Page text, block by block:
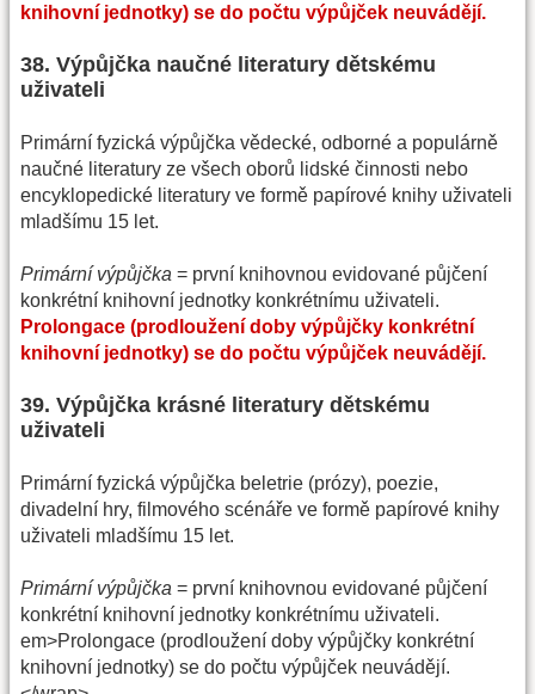
knihovní jednotky) se do počtu výpůjček neuvádějí.
38. Výpůjčka naučné literatury dětskému
uživateli
Primární fyzická výpůjčka vědecké, odborné a populárně
naučné literatury ze všech oborů lidské činnosti nebo
encyklopedické literatury ve formě papírové knihy uživateli
mladšímu 15 let.
Primární výpůjčka = první knihovnou evidované půjčení
konkrétní knihovní jednotky konkrétnímu uživateli.
Prolongace (prodloužení doby výpůjčky konkrétní
knihovní jednotky) se do počtu výpůjček neuvádějí.
39. Výpůjčka krásné literatury dětskému
uživateli
Primární fyzická výpůjčka beletrie (prózy), poezie,
divadelní hry, filmového scénáře ve formě papírové knihy
uživateli mladšímu 15 let.
Primární výpůjčka = první knihovnou evidované půjčení
konkrétní knihovní jednotky konkrétnímu uživateli.
em>Prolongace (prodloužení doby výpůjčky konkrétní
knihovní jednotky) se do počtu výpůjček neuvádějí.